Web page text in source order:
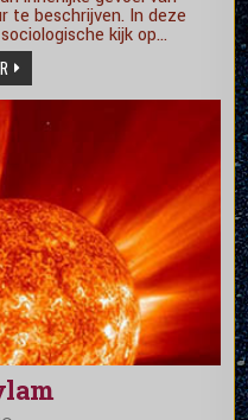
te beschrijven. In deze
kijk op…